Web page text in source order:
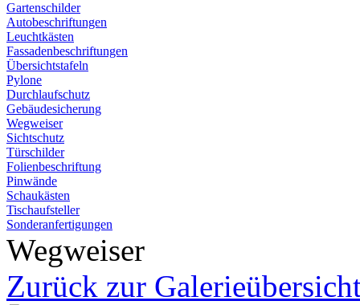
Gartenschilder
Autobeschriftungen
Leuchtkästen
Fassadenbeschriftungen
Übersichtstafeln
Pylone
Durchlaufschutz
Gebäudesicherung
Wegweiser
Sichtschutz
Türschilder
Folienbeschriftung
Pinwände
Schaukästen
Tischaufsteller
Sonderanfertigungen
Wegweiser
Zurück zur